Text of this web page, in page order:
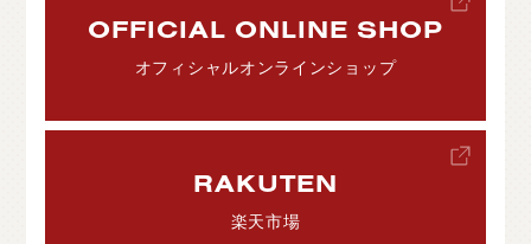
OFFICIAL ONLINE SHOP
オフィシャルオンラインショップ
RAKUTEN
楽天市場